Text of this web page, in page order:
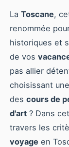
La Toscane,
renommée
historiques et
de vos
pas allier
choisissant une
des cours de
d'art ? Dans
travers les
voyage en